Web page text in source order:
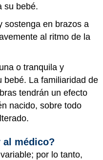
su bebé.
sostenga en brazos a
al ritmo de la
o tranquila y
bebé. La familiaridad de
tendrán un efecto
nacido, sobre todo
al médico?
por lo tanto,